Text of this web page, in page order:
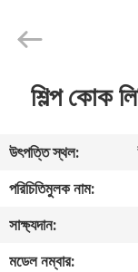
বাড়ি
পণ্য
VR
Reserved.শিল্প কোক
উৎপত্তি স্থল:
পরিচিতিমুলক নাম:
সাক্ষ্যদান:
মডেল নম্বার: